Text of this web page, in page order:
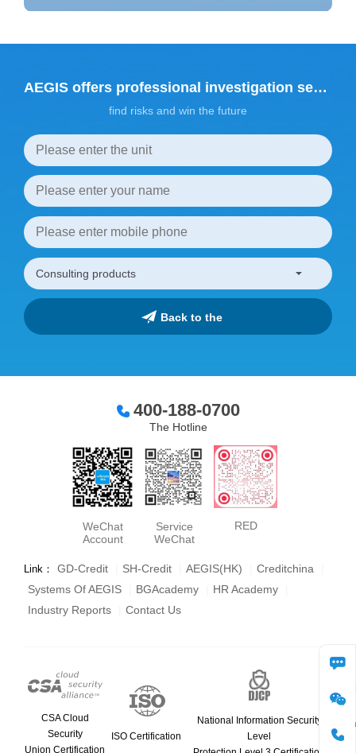
AEGIS offers professional investigation services
find risks and win the future
400-188-0700
The Hotline
WeChat
Account
Service
WeChat
RED
Link： GD-Credit SH-Credit AEGIS(HK) Creditchina
Systems Of AEGIS
BGAcademy HR Academy
Industry Reports
Contact Us
CSA Cloud
Security
Union Certification
ISO Certification
National Information Security
Level